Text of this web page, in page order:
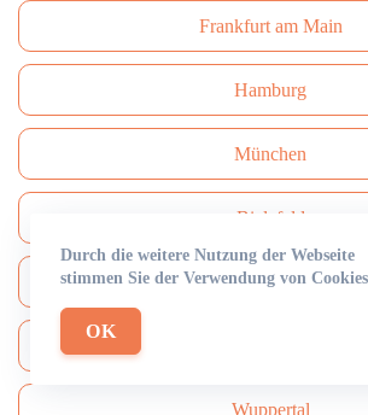
Frankfurt am Main
Hamburg
München
Bielefeld
Bonn
Wuppertal
Durch die weitere Nutzung der Webseite
stimmen Sie der Verwendung von
OK